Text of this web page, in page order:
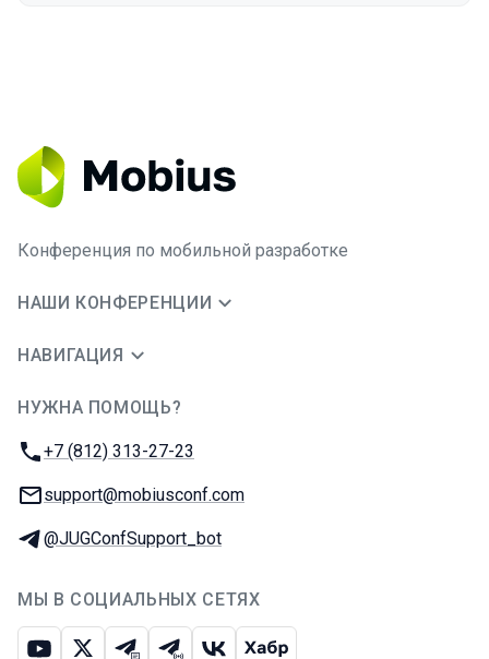
Конференция по мобильной разработке
НАШИ КОНФЕРЕНЦИИ
НАВИГАЦИЯ
НУЖНА ПОМОЩЬ?
Телефон:
+7 (812) 313-27-23
E-mail:
support@mobiusconf.com
Телеграм:
@JUGConfSupport_bot
МЫ В СОЦИАЛЬНЫХ СЕТЯХ